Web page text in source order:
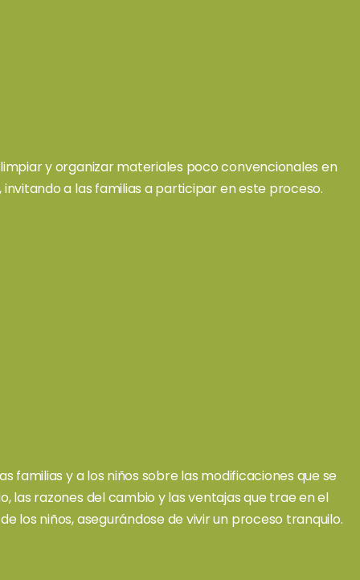
y organizar materiales poco convencionales en
invitando a las familias a participar en este proceso.
familias y a los niños sobre las modificaciones que se
las razones del cambio y las ventajas que trae en el
los niños, asegurándose de vivir un proceso tranquilo.